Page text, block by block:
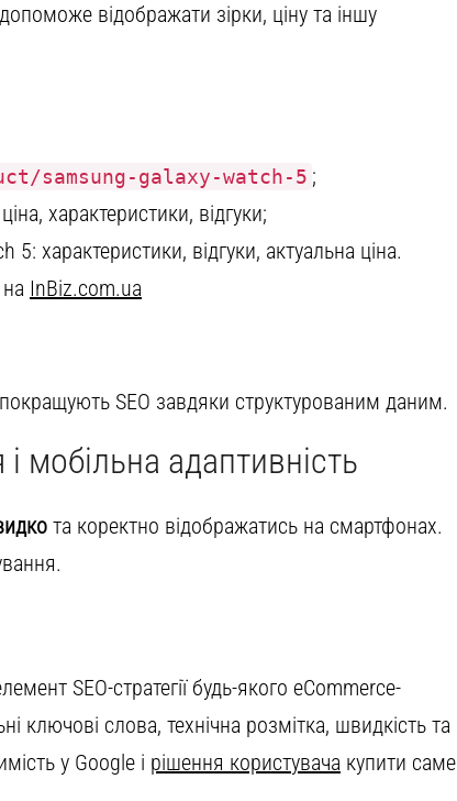
відображати зірки, ціну та іншу
samsung-galaxy-watch-5 ;
характеристики, відгуки;
характеристики, відгуки, актуальна ціна.
InBiz.com.ua
SEO завдяки структурованим даним.
мобільна адаптивність
та коректно відображатись на смартфонах.
SEO-стратегії будь-якого eCommerce-
ключові слова, технічна розмітка, швидкість та
у Google і рішення користувача купити саме